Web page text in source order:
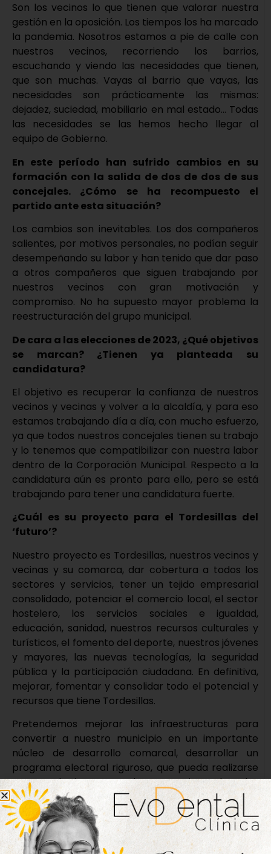
Son los vecinos lo que tienen que valorar nuestra
gestión en la oposición. Los tiempos los ha marcado
la pandemia. Nosotros estamos a pie de calle con
nuestros vecinos, recorriendo los barrios,
escuchando y viendo las necesidades que tienen,
que son muchas. Vayas al barrio que vayas, las
necesidades son prácticamente las mismas:
dejadez, suciedad, mobiliario en mal estado… Todas
las necesidades se las hemos hecho llegar al
equipo de Gobierno.
En este período han sufrido cambios en su
formación con la salida de dos de dos de sus
concejales. ¿Cómo se ha recompuesto el
partido ante esta situación?
Los cambios son inevitables. Los dos compañeros
salientes, por motivos personales, no podían seguir
desempeñando su labor y han tenido que dar paso
a otros compañeros que siguen trabajando por
nuestros vecinos con gran motivación y
compromiso. No ha supuesto mayor problema la
reestructuración del grupo municipal.
De cara a las elecciones de 2023, ¿Qué objetivos
se marcan? ¿Tienen ya planteada su
candidatura?
El objetivo es recuperar la confianza de nuestros
vecinos y vecinas y volver a la alcaldía, y para eso
estamos trabajando día a día, con mucho esfuerzo,
ya que todos nuestros concejales tienen su trabajo
y lo tenemos que compatibilizar con nuestra labor
dentro de la Corporación Municipal. Respecto a la
candidatura aún es pronto para ello, pero se está
trabajando para tener una candidatura fuerte.
¿Cuál es su proyecto para el Tordesillas del
‘futuro’?
Nuestro proyecto es Tordesillas, nuestros vecinos y
vecinas y su comarca, dar cobertura a todos los
sectores y servicios, tener un tejido empresarial
consolidado, potenciar el comercio local, el sector
hostelero, los servicios sociales e igualdad,
educación, sanidad, nuestros recursos culturales y
turísticos, el fomento del deporte, nuestros jóvenes
y mayores, las nuevas tecnologías, la seguridad
pública y la participación ciudadana. En definitiva,
mejorar, fomentar y consolidar todo el potencial y
recursos que tiene Tordesillas.
Pretendemos mejorar las infraestructuras para
convertir a nuestro municipio en un importante
núcleo de desarrollo comarcal, desarrollar un
programa electoral riguroso, que pueda realizarse
y contando siempre con las aportaciones de todos
los vecinos de Tordesillas, su voz es imprescindible.